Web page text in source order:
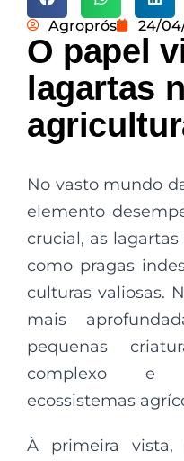
Agroprós 24/
O papel
lagartas
No vasto mundo
elemento
crucial, as
como pragas
culturas valiosas.
mais
pequenas
complexo e
ecossistemas
À primeira vista,